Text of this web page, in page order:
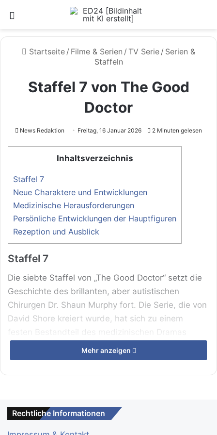
Startseite / Filme & Serien / TV Serie / Serien &
Staffeln
Staffel 7 von The Good
Doctor
News Redaktion Freitag, 16 Januar 2026 2 Minuten gelesen
Inhaltsverzeichnis
Staffel 7
Neue Charaktere und Entwicklungen
Medizinische Herausforderungen
Persönliche Entwicklungen der Hauptfiguren
Rezeption und Ausblick
Staffel 7
Die siebte Staffel von „The Good Doctor“ setzt die
Geschichte des brillanten, aber autistischen
Chirurgen Dr. Shaun Murphy fort. Die Serie, die von
David Shore kreiert wurde, hat sich zu einem
festen Bestandteil des medizinischen Dramas
entwickelt. In dieser Staffel stehen neue
Herausforderungen und Entwicklungen im
Mittelpunkt, die sowohl das berufliche als auch das
Mehr anzeigen
Rechtliche Informationen